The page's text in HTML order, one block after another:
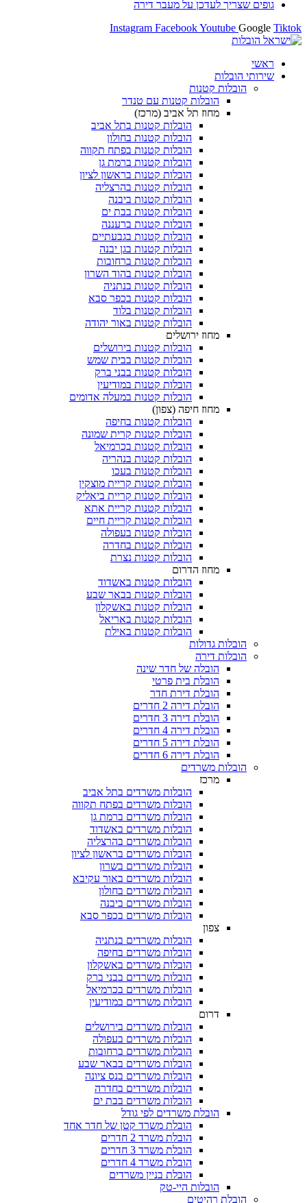
לעדכן על מעבר דירה
Instagram Facebook
הובלות קטנות עם טנדר
מחוז תל אביב (מרכז)
הובלות קטנות בתל אביב
הובלות קטנות בחולון​
הובלות קטנות בפתח תקווה
הובלות קטנות ברמת גן
הובלות קטנות בראשון לציון
הובלות קטנות בהרצליה
הובלות קטנות ביבנה
הובלות קטנות בבת ים
הובלות קטנות ברעננה
הובלות קטנות בגבעתיים
הובלות קטנות בגן יבנה
הובלות קטנות ברחובות
הובלות קטנות בהוד השרון
הובלות קטנות בנתניה
הובלות קטנות בכפר סבא
הובלות קטנות בלוד
הובלות קטנות באור יהודה
הובלות קטנות בירושלים
הובלות קטנות בבית שמש
הובלות קטנות בבני ברק
הובלות קטנות במודיעין
הובלות קטנות במעלה אדומים
הובלות קטנות בחיפה
הובלות קטנות קרית שמונה
הובלות קטנות בכרמיאל
הובלות קטנות בנהריה
הובלות קטנות בעכו
הובלות קטנות קריית מוצקין
הובלות קטנות קריית ביאליק
הובלות קטנות קריית אתא
הובלות קטנות קריית חיים
הובלות קטנות בעפולה
הובלות קטנות בחדרה
הובלות קטנות נצרת
הובלות קטנות באשדוד
הובלות קטנות בבאר שבע
הובלות קטנות באשקלון
הובלות קטנות באריאל
הובלות קטנות באילת
הובלה של חדר שינה
הובלות משרדים בתל אביב
הובלות משרדים בפתח תקווה
הובלות משרדים ברמת גן
הובלות משרדים באשדוד
הובלות משרדים בהרצליה
הובלות משרדים בראשון לציון
הובלות משרדים בשרון
הובלות משרדים באור עקיבא
הובלות משרדים בחולון
הובלות משרדים ביבנה
הובלות משרדים בכפר סבא
הובלות משרדים בנתניה
הובלות משרדים בחיפה
הובלות משרדים באשקלון
הובלות משרדים בבני ברק
הובלות משרדים בכרמיאל
הובלות משרדים במודיעין
הובלות משרדים בירושלים
הובלות משרדים בעפולה
הובלות משרדים ברחובות
הובלות משרדים בבאר שבע
הובלות משרדים בנס ציונה
הובלות משרדים בחדרה
הובלות משרדים בבת ים
הובלת משרדים לפי גודל
הובלת משרד קטן של חדר אחד
הובלת בניין משרדים